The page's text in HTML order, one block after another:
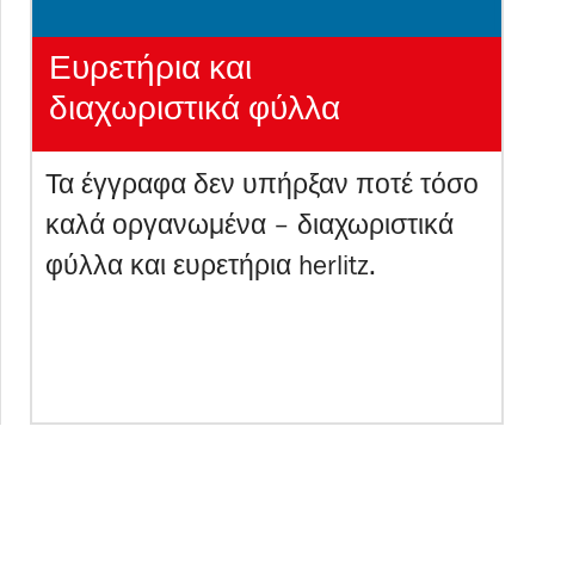
Ευρετήρια και
διαχωριστικά φύλλα
Τα έγγραφα δεν υπήρξαν ποτέ τόσο
καλά οργανωμένα – διαχωριστικά
φύλλα και ευρετήρια herlitz.